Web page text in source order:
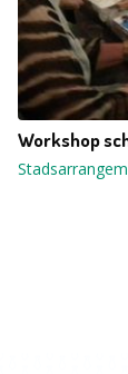
Workshop